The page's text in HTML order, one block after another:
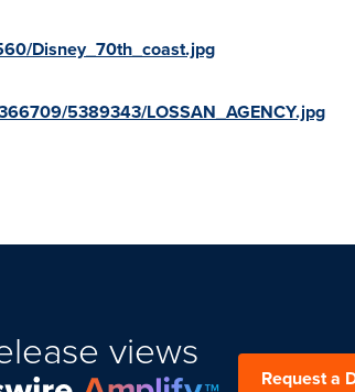
Disney_70th_coast.jpg
5389343/LOSSAN_AGENCY.jpg
views
Request a